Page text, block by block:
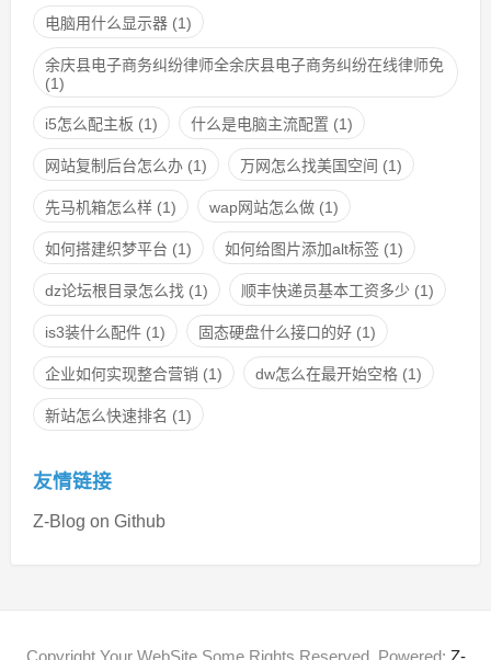
电脑用什么显示器(1)
余庆县电子商务纠纷律师全余庆县电子商务纠纷在线律师免
(1)
i5怎么配主板 (1) 什么是电脑主流配置 (1)
网站复制后台怎么办(1) 万网怎么找美国空间 (1)
先马机箱怎么样(1) wap网站怎么做(1)
如何搭建织梦平台 (1) 如何给图片添加alt标签(1)
dz论坛根目录怎么找(1) 顺丰快递员基本工资多少 (1)
is3装什么配件(1) 固态硬盘什么接口的好(1)
企业如何实现整合营销 (1) dw怎么在最开始空格(1)
新站怎么快速排名 (1)
友情链接
Z-Blog on Github